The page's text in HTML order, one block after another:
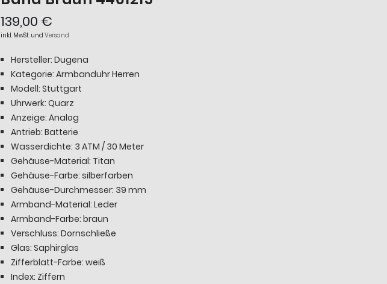
139,00 €
inkl. MwSt. und Versand
Hersteller: Dugena
Kategorie: Armbanduhr Herren
Modell: Stuttgart
Uhrwerk: Quarz
Anzeige: Analog
Antrieb: Batterie
Wasserdichte: 3 ATM / 30 Meter
Gehäuse-Material: Titan
Gehäuse-Farbe: silberfarben
Gehäuse-Durchmesser: 39 mm
Armband-Material: Leder
Armband-Farbe: braun
Verschluss: Dornschließe
Glas: Saphirglas
Zifferblatt-Farbe: weiß
Index: Ziffern